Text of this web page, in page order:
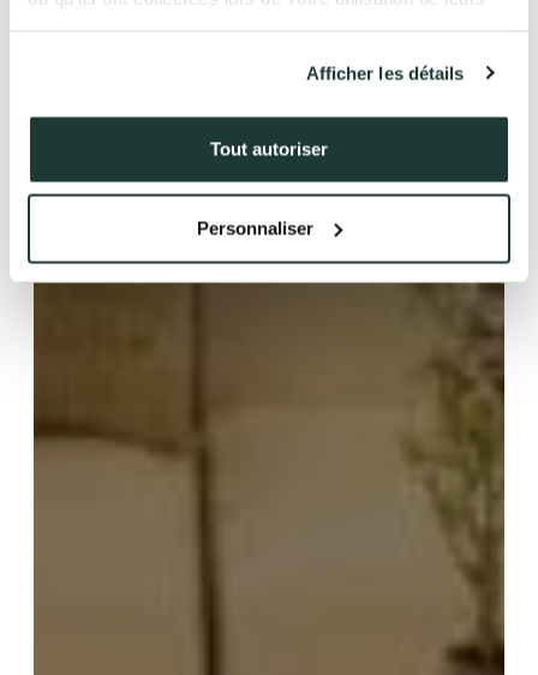
Afficher les détails
Tout autoriser
Personnaliser
41 av. François Mitterrand
+33(0)4.58.09.05.00